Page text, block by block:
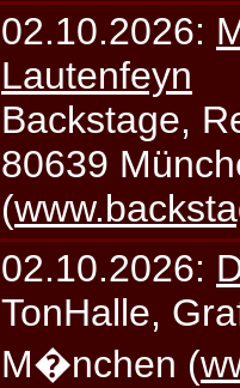
02.10.2026:
Lautenfeyn
Backstage,
80639
(
02.10.2026:
TonHalle,
M�nchen (